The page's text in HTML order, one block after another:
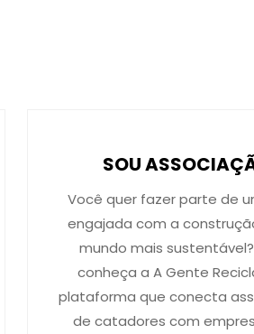
SOU
Você quer fazer parte de
engajada com a
mundo mais
conheça a A Gente
plataforma que conecta
de catadores com